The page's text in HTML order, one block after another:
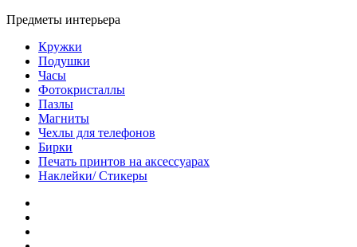
Предметы интерьера
Кружки
Подушки
Часы
Фотокристаллы
Пазлы
Магниты
Чехлы для телефонов
Бирки
Печать принтов на аксессуарах
Наклейки/ Стикеры